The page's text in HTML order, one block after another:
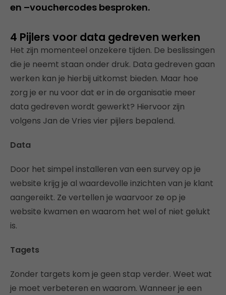
en –vouchercodes besproken.
4 Pijlers voor data gedreven werken
Het zijn momenteel onzekere tijden. De beslissingen
die je neemt staan onder druk. Data gedreven gaan
werken kan je hierbij uitkomst bieden. Maar hoe
zorg je er nu voor dat er in de organisatie meer
data gedreven wordt gewerkt? Hiervoor zijn
volgens Jan de Vries vier pijlers bepalend.
Data
Door het simpel installeren van een survey op je
website krijg je al waardevolle inzichten van je klant
aangereikt. Ze vertellen je waarvoor ze op je
website kwamen en waarom het wel of niet gelukt
is.
Tagets
Zonder targets kom je geen stap verder. Weet wat
je moet verbeteren en waarom. Wanneer je een